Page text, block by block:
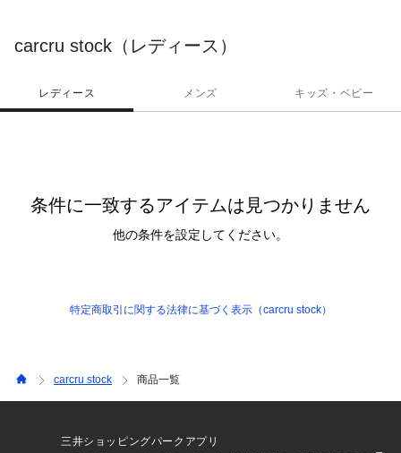
carcru stock（レディース）
レディース メンズ キッズ・ベビー
条件に一致するアイテムは見つかりません
他の条件を設定してください。
特定商取引に関する法律に基づく表示（carcru stock）
carcru stock 商品一覧
三井ショッピングパークアプリ